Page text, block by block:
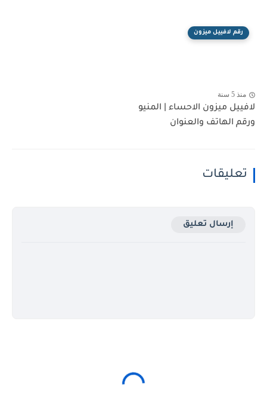
رقم لافييل ميزون
منذ 5 سنة
لافييل ميزون الاحساء | المنيو
ورقم الهاتف والعنوان
تعليقات
إرسال تعليق